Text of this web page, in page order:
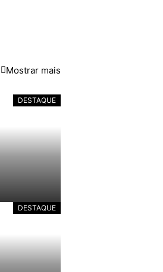
Mostrar mais
DESTAQUE
DESTAQUE